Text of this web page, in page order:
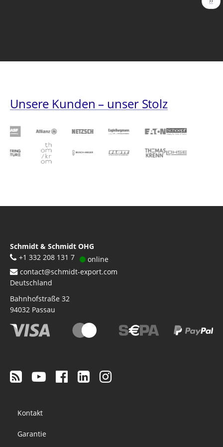
Unsere Kunden – unser Stolz
Schmidt & Schmidt OHG
+1 332 208 131 7
online
contact@schmidt-export.com
Deutschland
Bahnhofstraße 32
94032 Passau
menu
Kontakt
Garantie